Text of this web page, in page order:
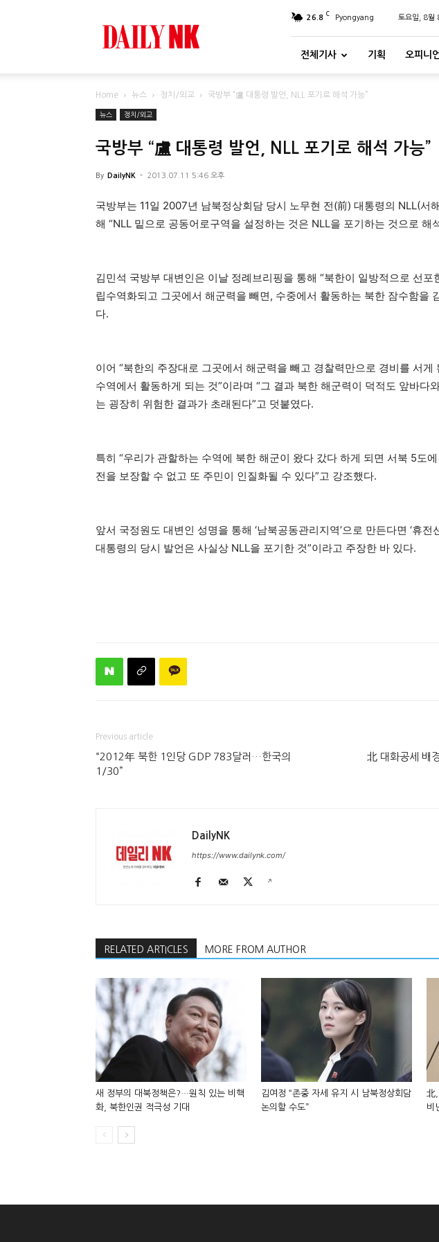
26.8 C Pyongyang 토요일, 8
전체기사 기획 오피니
Home 뉴스 정치/외교 국방부 “盧 대통령 발언, NLL 포기로 해석 가능”
뉴스 정치/외교
국방부 “盧 대통령 발언, NLL 포기로 해석 가능”
By DailyNK - 2013.07.11 5:46 오후
국방부는 11일 2007년 남북정상회담 당시 노무현 전(前) 대통령의 NLL(서
해 “NLL 밑으로 공동어로구역을 설정하는 것은 NLL을 포기하는 것으로 해
김민석 국방부 대변인은 이날 정례브리핑을 통해 “북한이 일방적으로 선포
립수역화되고 그곳에서 해군력을 빼면, 수중에서 활동하는 북한 잠수함을
다.
이어 “북한의 주장대로 그곳에서 해군력을 빼고 경찰력만으로 경비를 서게
수역에서 활동하게 되는 것”이라며 “그 결과 북한 해군력이 덕적도 앞바다
는 굉장히 위험한 결과가 초래된다”고 덧붙였다.
특히 “우리가 관할하는 수역에 북한 해군이 왔다 갔다 하게 되면 서북 5도
전을 보장할 수 없고 또 주민이 인질화될 수 있다”고 강조했다.
앞서 국정원도 대변인 성명을 통해 ‘남북공동관리지역’으로 만든다면 ‘휴전
대통령의 당시 발언은 사실상 NLL을 포기한 것”이라고 주장한 바 있다.
Previous article
“2012年 북한 1인당 GDP 783달러…한국의
1/30”
北 대화공세 배
DailyNK
https://www.dailynk.com/
RELATED ARTICLES MORE FROM AUTHOR
새 정부의 대북정책은?…원칙 있는 비핵
화, 북한인권 적극성 기대
김여정 “존중 자세 유지 시 남북정상회담
논의할 수도”
北,
비